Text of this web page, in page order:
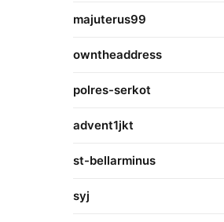
majuterus99
owntheaddress
polres-serkot
advent1jkt
st-bellarminus
syj